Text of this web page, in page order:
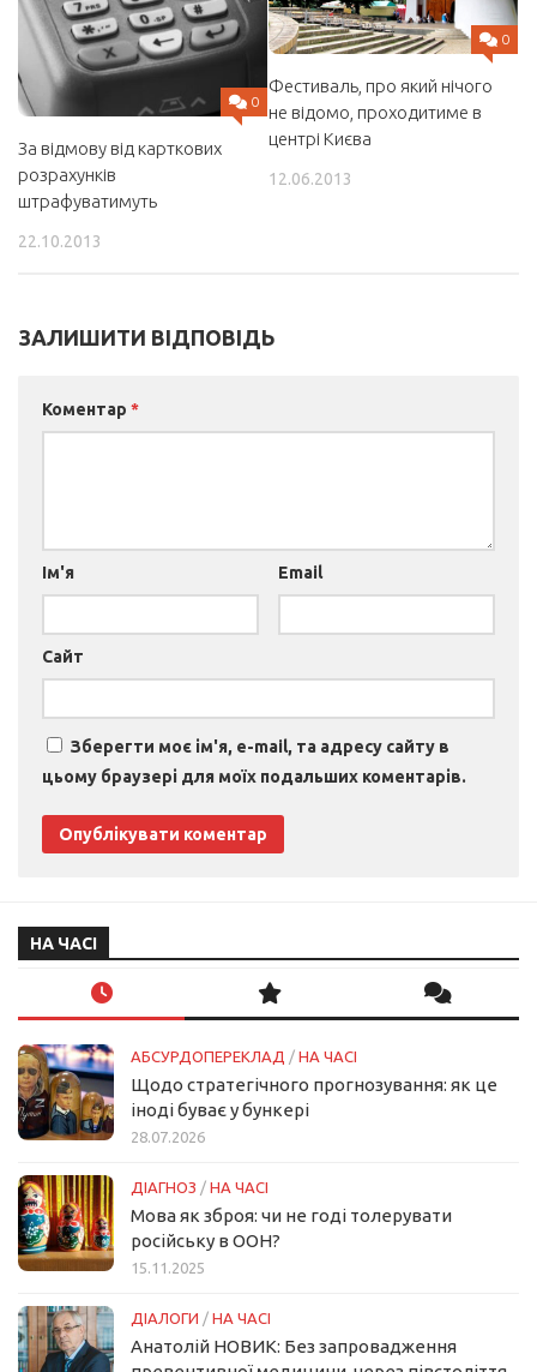
0
За відмову від карткових
розрахунків
штрафуватимуть
22.10.2013
0
Фестиваль, про який нічого
не відомо, проходитиме в
центрі Києва
12.06.2013
ЗАЛИШИТИ ВІДПОВІДЬ
Коментар *
Ім'я Email
Сайт
Зберегти моє ім'я, e-mail, та адресу сайту в
цьому браузері для моїх подальших коментарів.
НА ЧАСІ
АБСУРДОПЕРЕКЛАД / НА ЧАСІ
Щодо стратегічного прогнозування: як це
іноді буває у бункері
28.07.2026
ДІАГНОЗ / НА ЧАСІ
Мова як зброя: чи не годі толерувати
російську в ООН?
15.11.2025
ДІАЛОГИ / НА ЧАСІ
Анатолій НОВИК: Без запровадження